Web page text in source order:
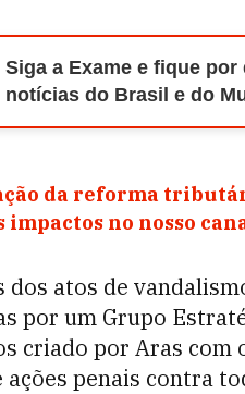
Siga a Exame e fique
notícias do Brasil e do
da reforma
impactos no nosso
dos atos de
por um Grupo
criado por Aras com
ações penais contra